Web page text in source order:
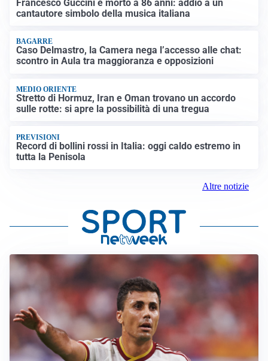
Francesco Guccini è morto a 86 anni: addio a un
cantautore simbolo della musica italiana
BAGARRE
Caso Delmastro, la Camera nega l’accesso alle chat:
scontro in Aula tra maggioranza e opposizioni
MEDIO ORIENTE
Stretto di Hormuz, Iran e Oman trovano un accordo
sulle rotte: si apre la possibilità di una tregua
PREVISIONI
Record di bollini rossi in Italia: oggi caldo estremo in
tutta la Penisola
Altre notizie